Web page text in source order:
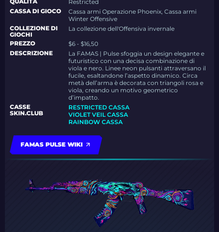
Restricted
CASSA DI GIOCO
Cassa armi Operazione Phoenix, Cassa armi
Winter Offensive
COLLEZIONE DI
GIOCHI
La collezione dell'Offensiva invernale
PREZZO
$6 - $16,50
DESCRIZIONE
La FAMAS | Pulse sfoggia un design elegante e
futuristico con una decisa combinazione di
viola e nero. Linee neon pulsanti attraversano il
fucile, esaltandone l’aspetto dinamico. Circa
metà dell’arma è decorata con triangoli rosa e
viola, creando un motivo geometrico
d’impatto.
CASSE
SKIN.CLUB
RESTRICTED CASSA
VIOLET VEIL CASSA
RAINBOW CASSA
FAMAS PULSE WIKI